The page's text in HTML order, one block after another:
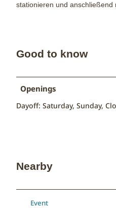
stationieren und anschließend
Good to know
Openings
Dayoff: Saturday, Sunday,
Nearby
Event